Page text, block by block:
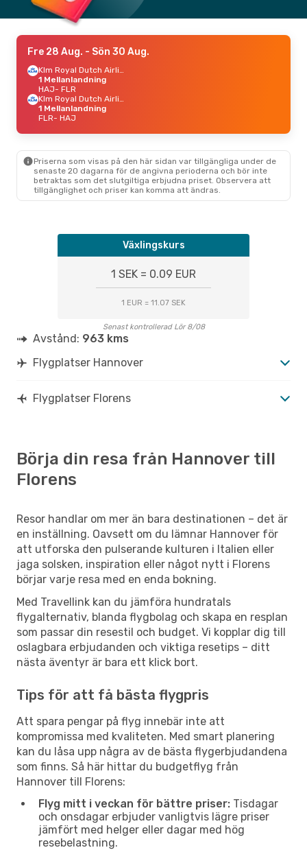
Fre 28 Aug. - Sön 30 Aug.
Klm Royal Dutch Airlines
1 Mellanlandning
HAJ- FLR
Klm Royal Dutch Airlines
1 Mellanlandning
FLR- HAJ
Priserna som visas på den här sidan var tillgängliga under de
senaste 20 dagarna för de angivna perioderna och bör inte
betraktas som det slutgiltiga erbjudna priset. Observera att
tillgänglighet och priser kan komma att ändras.
Växlingskurs
1 SEK = 0.09 EUR
1 EUR = 11.07 SEK
Senast kontrollerad Lör 8/08
Avstånd: 963 kms
Flygplatser Hannover
Flygplatser Florens
Börja din resa från Hannover till
Florens
Resor handlar om mer än bara destinationen – det är
en inställning. Oavsett om du lämnar Hannover för
att utforska den pulserande kulturen i Italien eller
jaga solsken, inspiration eller något nytt i Florens
börjar varje resa med en enda bokning.
Med Travellink kan du jämföra hundratals
flygalternativ, blanda flygbolag och skapa en resplan
som passar din resestil och budget. Vi kopplar dig till
oslagbara erbjudanden och viktiga resetips – ditt
nästa äventyr är bara ett klick bort.
Tips för att få bästa flygpris
Att spara pengar på flyg innebär inte att
kompromissa med kvaliteten. Med smart planering
kan du låsa upp några av de bästa flygerbjudandena
som finns. Så här hittar du budgetflyg från
Hannover till Florens:
Flyg mitt i veckan för bättre priser: Tisdagar
och onsdagar erbjuder vanligtvis lägre priser
jämfört med helger eller dagar med hög
resebelastning.